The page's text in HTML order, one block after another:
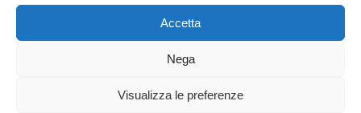
Accetta
Nega
Visualizza le preferenze
TERMINI E CONDIZIONI